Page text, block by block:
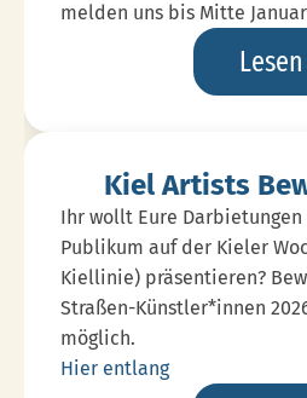
melden uns bis Mitte
Lesen
2026
Kiel Artists
Ihr wollt Eure
Publikum auf der Kieler
Kiellinie) präsentieren?
Straßen-Künstler*innen
möglich.
Hier entlang